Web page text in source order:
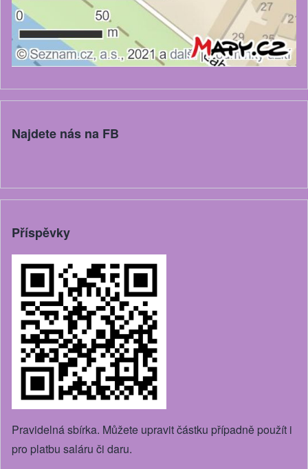
Najdete nás na FB
Příspěvky
Pravidelná sbírka. Můžete upravit částku případně použít i
pro platbu saláru či daru.